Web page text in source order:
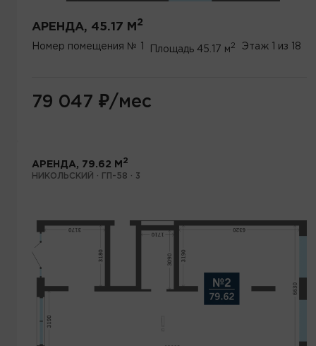
АРЕНДА, 45.17 М 2
Номер помещения № 1 Площадь 45.17 м2 Этаж 1 из 18
79 047 ₽/мес
АРЕНДА, 79.62 М 2
НИКОЛЬСКИЙ · ГП-58 · 3